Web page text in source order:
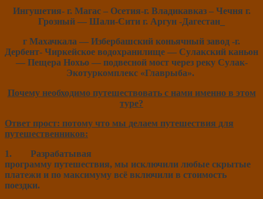
Ингушетия- г. Магас – Осетия-г. Владикавказ – Чечня г.
Грозный — Шали-Сити г. Аргун -Дагестан_
г Махачкала — Избербашский коньячный завод -г.
Дербент- Чиркейское водохранилище — Сулакский каньон
— Пещера Нохьо — подвесной мост через реку Сулак-
Экотуркомплекс «Главрыба».
Почему необходимо путешествовать с нами именно в этом
туре?
Ответ прост: потому что мы делаем путешествия для
путешественников:
1. Разрабатывая
программу путешествия, мы исключили любые скрытые
платежи и по максимуму всё включили в стоимость
поездки.